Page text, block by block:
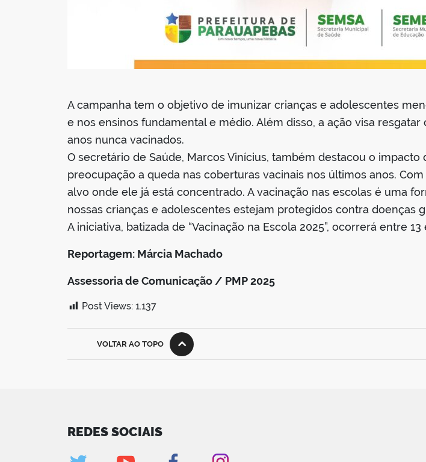
A campanha tem o objetivo de imunizar crianças e adolescentes
e nos ensinos fundamental e médio. Além disso, a ação visa
anos nunca vacinados.
O secretário de Saúde, Marcos Vinícius, também destacou o
preocupação a queda nas coberturas vacinais nos últimos anos.
alvo onde ele já está concentrado. A vacinação nas escolas é uma
nossas crianças e adolescentes estejam protegidos contra doenças
A iniciativa, batizada de “Vacinação na Escola 2025”, ocorrerá entre
Reportagem: Márcia Machado
Assessoria de Comunicação / PMP 2025
Post Views: 1.137
VOLTAR AO TOPO
REDES SOCIAIS